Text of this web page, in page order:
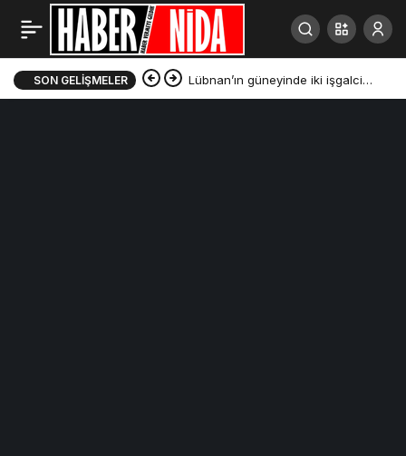
SON GELIŞMELER Lübnan’ın güneyinde iki işgalci